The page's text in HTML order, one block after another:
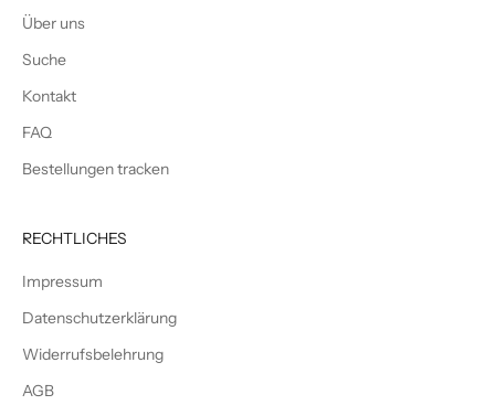
Über uns
Suche
Kontakt
FAQ
Bestellungen tracken
RECHTLICHES
Impressum
Datenschutzerklärung
Widerrufsbelehrung
AGB